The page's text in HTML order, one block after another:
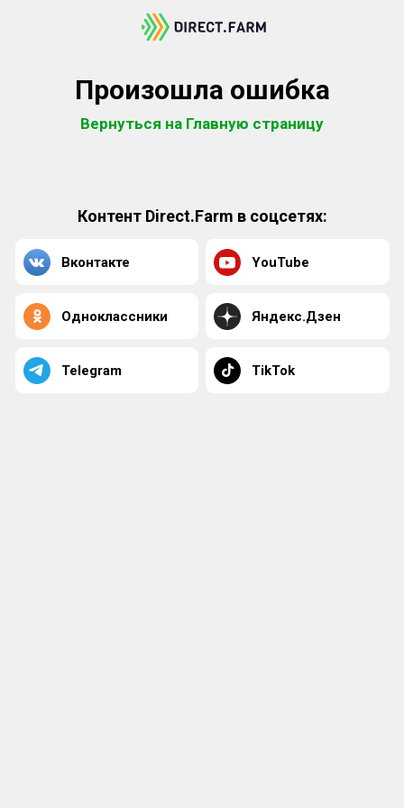
Произошла ошибка
Вернуться на Главную страницу
Контент Direct.Farm в соцсетях:
Вконтакте YouTube
Одноклассники Яндекс.Дзен
Telegram TikTok